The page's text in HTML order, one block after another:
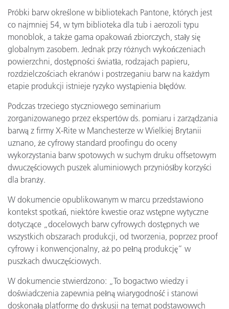
Próbki barw określone w bibliotekach Pantone, których jest
co najmniej 54, w tym biblioteka dla tub i aerozoli typu
monoblok, a także gama opakowań zbiorczych, stały się
globalnym zasobem. Jednak przy różnych wykończeniach
powierzchni, dostępności światła, rodzajach papieru,
rozdzielczościach ekranów i postrzeganiu barw na każdym
etapie produkcji istnieje ryzyko wystąpienia błędów.
Podczas trzeciego styczniowego seminarium
zorganizowanego przez ekspertów ds. pomiaru i zarządzania
barwą z firmy X-Rite w Manchesterze w Wielkiej Brytanii
uznano, że cyfrowy standard proofingu do oceny
wykorzystania barw spotowych w suchym druku offsetowym
dwuczęściowych puszek aluminiowych przyniósłby korzyści
dla branży.
W dokumencie opublikowanym w marcu przedstawiono
kontekst spotkań, niektóre kwestie oraz wstępne wytyczne
dotyczące „docelowych barw cyfrowych dostępnych we
wszystkich obszarach produkcji, od tworzenia, poprzez proof
cyfrowy i konwencjonalny, aż po pełną produkcję” w
puszkach dwuczęściowych.
W dokumencie stwierdzono: „To bogactwo wiedzy i
doświadczenia zapewnia pełną wiarygodność i stanowi
doskonałą platformę do dyskusji na temat podstawowych